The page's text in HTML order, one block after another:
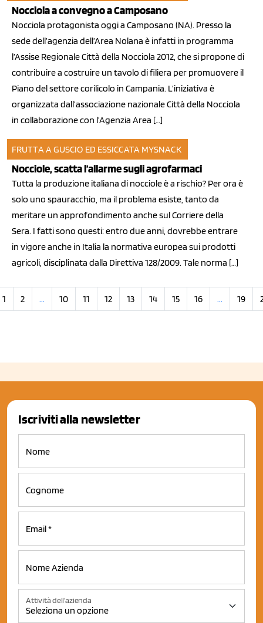
Nocciola a convegno a Camposano
Nocciola protagonista oggi a Camposano (NA). Presso la
sede dell’agenzia dell’Area Nolana è infatti in programma
l’Assise Regionale Città della Nocciola 2012, che si propone di
contribuire a costruire un tavolo di filiera per promuovere il
Piano del settore corilicolo in Campania. L’iniziativa è
organizzata dall’associazione nazionale Città della Nocciola
in collaborazione con l’Agenzia Area […]
FRUTTA A GUSCIO ED ESSICCATA MYSNACK
14 dic 2012
Nocciole, scatta l’allarme sugli agrofarmaci
Tutta la produzione italiana di nocciole è a rischio? Per ora è
solo uno spauracchio, ma il problema esiste, tanto da
meritare un approfondimento anche sul Corriere della
Sera. I fatti sono questi: entro due anni, dovrebbe entrare
in vigore anche in Italia la normativa europea sui prodotti
agricoli, disciplinata dalla Direttiva 128/2009. Tale norma […]
1 2 ... 10 11 12 13 14 15 16 ... 19
Iscriviti alla newsletter
Attività dell'azienda